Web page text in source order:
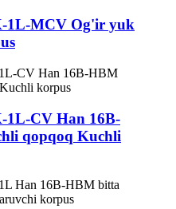
1L-MCV Og'ir yuk
CV Han 16B-
qopqoq Kuchli